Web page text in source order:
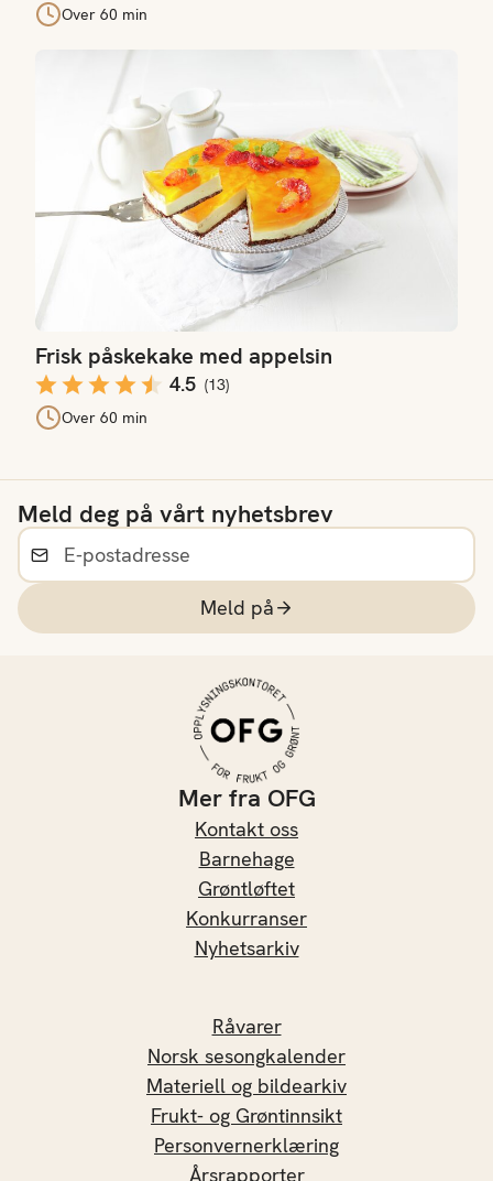
Over 60 min
Frisk påskekake med appelsin
4.5 (13)
Over 60 min
Frisk påskekake med appelsin
Meld deg på vårt nyhetsbrev
Meld på
Mer fra OFG
Kontakt oss
Barnehage
Grøntløftet
Konkurranser
Nyhetsarkiv
Råvarer
Norsk sesongkalender
Materiell og bildearkiv
Frukt- og Grøntinnsikt
Personvernerklæring
Årsrapporter